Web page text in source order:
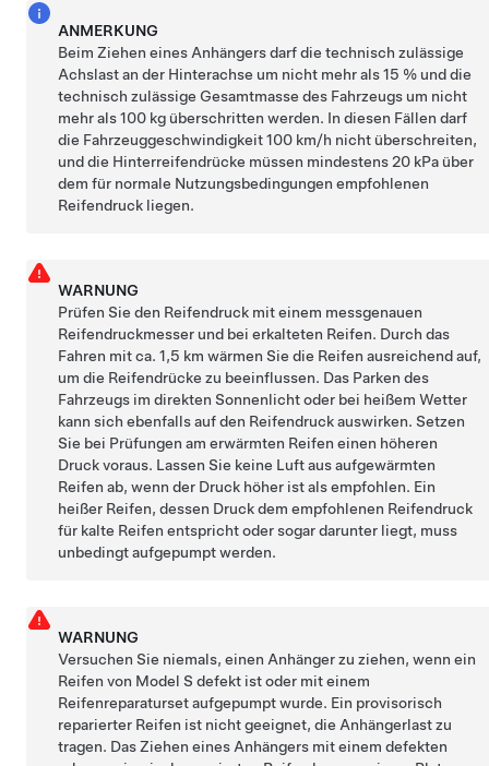
ANMERKUNG
Beim Ziehen eines Anhängers darf die technisch zulässige
Achslast an der Hinterachse um nicht mehr als 15 % und die
technisch zulässige Gesamtmasse des Fahrzeugs um nicht
mehr als 100 kg überschritten werden. In diesen Fällen darf
die Fahrzeuggeschwindigkeit 100 km/h nicht überschreiten,
und die Hinterreifendrücke müssen mindestens 20 kPa über
dem für normale Nutzungsbedingungen empfohlenen
Reifendruck liegen.
WARNUNG
Prüfen Sie den Reifendruck mit einem messgenauen
Reifendruckmesser und bei erkalteten Reifen. Durch das
Fahren mit ca.1,5 km wärmen Sie die Reifen ausreichend auf,
um die Reifendrücke zu beeinflussen. Das Parken des
Fahrzeugs im direkten Sonnenlicht oder bei heißem Wetter
kann sich ebenfalls auf den Reifendruck auswirken. Setzen
Sie bei Prüfungen am erwärmten Reifen einen höheren
Druck voraus. Lassen Sie keine Luft aus aufgewärmten
Reifen ab, wenn der Druck höher ist als empfohlen. Ein
heißer Reifen, dessen Druck dem empfohlenen Reifendruck
für kalte Reifen entspricht oder sogar darunter liegt, muss
unbedingt aufgepumpt werden.
WARNUNG
Versuchen Sie niemals, einen Anhänger zu ziehen, wenn ein
Reifen von Model S defekt ist oder mit einem
Reifenreparaturset aufgepumpt wurde. Ein provisorisch
reparierter Reifen ist nicht geeignet, die Anhängerlast zu
tragen. Das Ziehen eines Anhängers mit einem defekten